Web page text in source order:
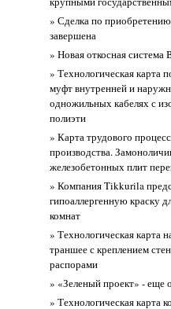
» Сделка по
завершена
» Новая откосная система
» Технологическая карта
муфт внутренней и
одножильных кабелях с
полиэти
» Карта трудового
производства.
железобетонных плит
» Компания Tikkurila
гипоаллергенную краску
комнат
» Технологическая карта
траншее с креплением
распорами
» «Зеленый проект» - еще
» Технологическая карта